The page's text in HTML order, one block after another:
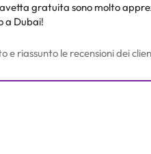
gratuita sono molto
a Dubai!
riassunto le recensioni dei